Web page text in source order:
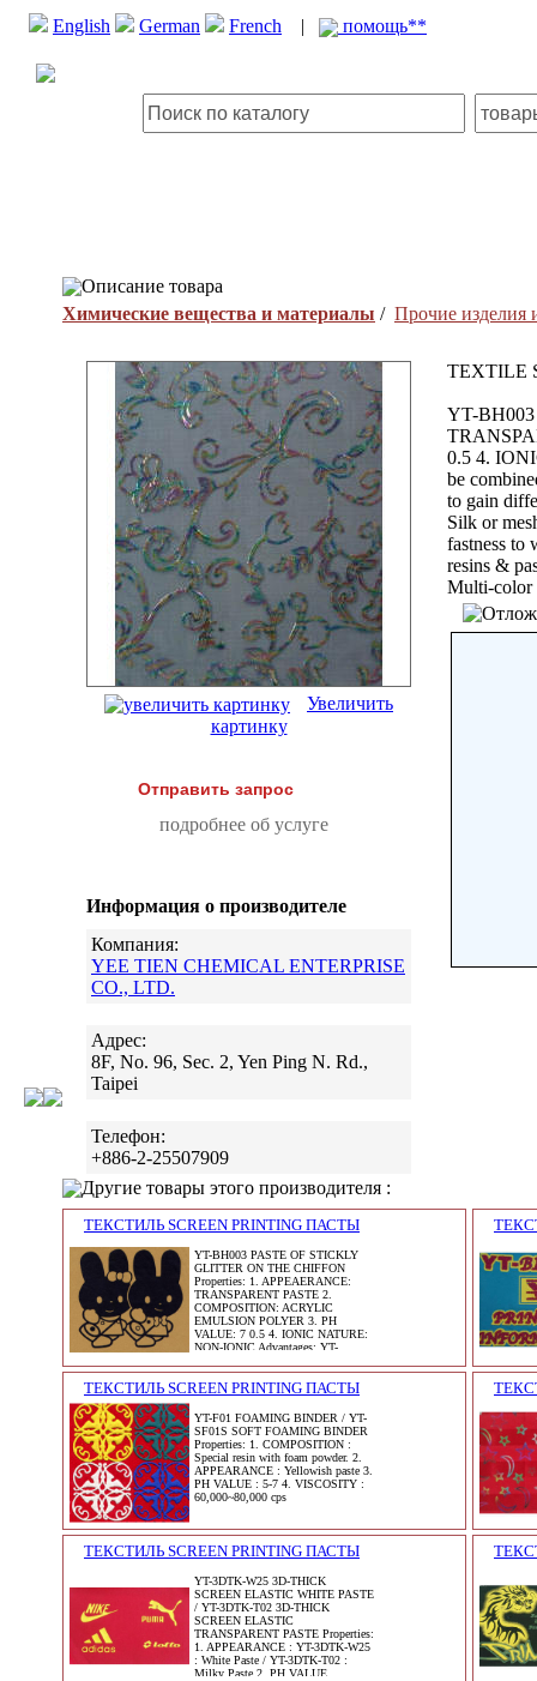
English German French | помощь**
Описание товара
Химические вещества и материалы / Прочие изделия
Увеличить
картинку
Отправить запрос
подробнее об услуге
Информация о производителе
Компания:
YEE TIEN CHEMICAL ENTERPRISE
CO., LTD.
Адрес:
8F, No. 96, Sec. 2, Yen Ping N. Rd.,
Taipei
Телефон:
+886-2-25507909
TEXTILE
YT-
0.5 4.
be
to gain
Silk or
fastness to
resins &
Multi-color
Другие товары этого производителя :
ТЕКСТИЛЬ SCREEN PRINTING ПАСТЫ
YT-BH003 PASTE OF STICKLY
GLITTER ON THE CHIFFON
Properties: 1. APPEAERANCE:
TRANSPARENT PASTE 2.
COMPOSITION: ACRYLIC
EMULSION POLYER 3. PH
VALUE: 7 0.5 4. IONIC NATURE:
NON-IONIC Advantages: YT-
ТЕКСТИЛЬ SCREEN PRINTING ПАСТЫ
YT-F01 FOAMING BINDER / YT-
SF01S SOFT FOAMING BINDER
Properties: 1. COMPOSITION :
Special resin with foam powder. 2.
APPEARANCE : Yellowish paste 3.
PH VALUE : 5-7 4. VISCOSITY :
60,000~80,000 cps
ТЕКСТИЛЬ SCREEN PRINTING ПАСТЫ
YT-3DTK-W25 3D-THICK
SCREEN ELASTIC WHITE PASTE
/ YT-3DTK-T02 3D-THICK
SCREEN ELASTIC
TRANSPARENT PASTE Properties:
1. APPEARANCE : YT-3DTK-W25
: White Paste / YT-3DTK-T02 :
Milky Paste 2. PH VALUE